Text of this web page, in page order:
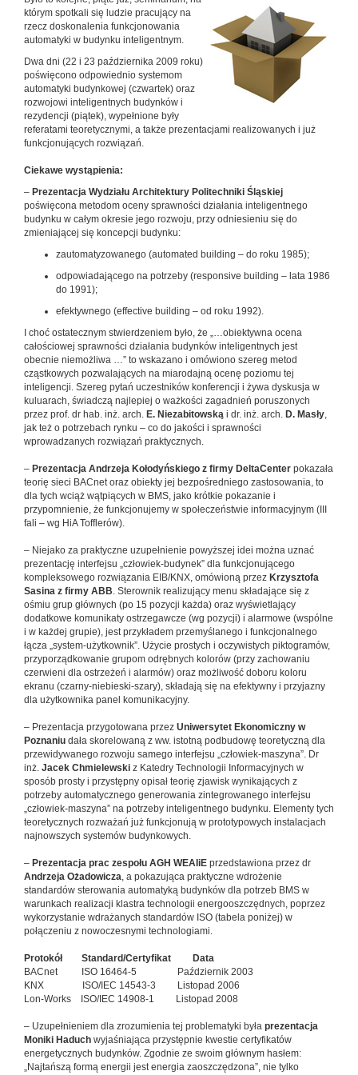
którym spotkali się ludzie pracujący na
rzecz doskonalenia funkcjonowania
automatyki w budynku inteligentnym.
Dwa dni (22 i 23 października 2009 roku)
poświęcono odpowiednio systemom
automatyki budynkowej (czwartek) oraz
rozwojowi inteligentnych budynków i
rezydencji (piątek), wypełnione były
referatami teoretycznymi, a także prezentacjami realizowanych i już
funkcjonujących rozwiązań.
Ciekawe wystąpienia:
– Prezentacja Wydziału Architektury Politechniki Śląskiej
poświęcona metodom oceny sprawności działania inteligentnego
budynku w całym okresie jego rozwoju, przy odniesieniu się do
zmieniającej się koncepcji budynku:
zautomatyzowanego (automated building – do roku 1985);
odpowiadającego na potrzeby (responsive building – lata 1986
do 1991);
efektywnego (effective building – od roku 1992).
I choć ostatecznym stwierdzeniem było, że „…obiektywna ocena
całościowej sprawności działania budynków inteligentnych jest
obecnie niemożliwa …” to wskazano i omówiono szereg metod
cząstkowych pozwalających na miarodajną ocenę poziomu tej
inteligencji. Szereg pytań uczestników konferencji i żywa dyskusja w
kuluarach, świadczą najlepiej o ważkości zagadnień poruszonych
przez prof. dr hab. inż. arch. E. Niezabitowską i dr. inż. arch. D. Masły,
jak też o potrzebach rynku – co do jakości i sprawności
wprowadzanych rozwiązań praktycznych.
– Prezentacja Andrzeja Kołodyńskiego z firmy DeltaCenter pokazała
teorię sieci BACnet oraz obiekty jej bezpośredniego zastosowania, to
dla tych wciąż wątpiących w BMS, jako krótkie pokazanie i
przypomnienie, że funkcjonujemy w społeczeństwie informacyjnym (III
fali – wg HiA Tofflerów).
– Niejako za praktyczne uzupełnienie powyższej idei można uznać
prezentację interfejsu „człowiek-budynek” dla funkcjonującego
kompleksowego rozwiązania EIB/KNX, omówioną przez Krzysztofa
Sasina z firmy ABB. Sterownik realizujący menu składające się z
ośmiu grup głównych (po 15 pozycji każda) oraz wyświetlający
dodatkowe komunikaty ostrzegawcze (wg pozycji) i alarmowe (wspólne
i w każdej grupie), jest przykładem przemyślanego i funkcjonalnego
łącza „system-użytkownik”. Użycie prostych i oczywistych piktogramów,
przyporządkowanie grupom odrębnych kolorów (przy zachowaniu
czerwieni dla ostrzeżeń i alarmów) oraz możliwość doboru koloru
ekranu (czarny-niebieski-szary), składają się na efektywny i przyjazny
dla użytkownika panel komunikacyjny.
– Prezentacja przygotowana przez Uniwersytet Ekonomiczny w
Poznaniu dała skorelowaną z ww. istotną podbudowę teoretyczną dla
przewidywanego rozwoju samego interfejsu „człowiek-maszyna”. Dr
inż. Jacek Chmielewski z Katedry Technologii Informacyjnych w
sposób prosty i przystępny opisał teorię zjawisk wynikających z
potrzeby automatycznego generowania zintegrowanego interfejsu
„człowiek-maszyna” na potrzeby inteligentnego budynku. Elementy tych
teoretycznych rozważań już funkcjonują w prototypowych instalacjach
najnowszych systemów budynkowych.
– Prezentacja prac zespołu AGH WEAIiE przedstawiona przez dr
Andrzeja Ożadowicza, a pokazująca praktyczne wdrożenie
standardów sterowania automatyką budynków dla potrzeb BMS w
warunkach realizacji klastra technologii energooszczędnych, poprzez
wykorzystanie wdrażanych standardów ISO (tabela poniżej) w
połączeniu z nowoczesnymi technologiami.
Protokół Standard/Certyfikat Data
BACnet ISO 16464-5 Październik 2003
KNX ISO/IEC 14543-3 Listopad 2006
Lon-Works ISO/IEC 14908-1 Listopad 2008
– Uzupełnieniem dla zrozumienia tej problematyki była prezentacja
Moniki Haduch wyjaśniająca przystępnie kwestie certyfikatów
energetycznych budynków. Zgodnie ze swoim głównym hasłem:
„Najtańszą formą energii jest energia zaoszczędzona”, nie tylko